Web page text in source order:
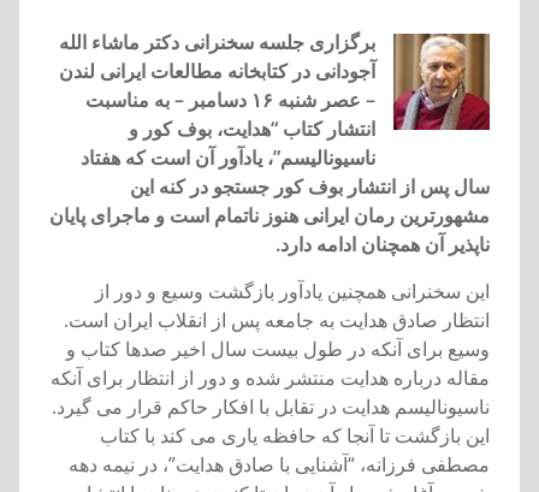
برگزاری جلسه سخنرانی دکتر ماشاء الله
آجودانی در کتابخانه مطالعات ايرانی لندن
– عصر شنبه ۱۶ دسامبر – به مناسبت
انتشار کتاب “هدايت، بوف کور و
ناسيوناليسم”، يادآور آن است که هفتاد
سال پس از انتشار بوف کور جستجو در کنه اين
مشهورترين رمان ايرانی هنوز ناتمام است و ماجرای پايان
ناپذير آن همچنان ادامه دارد.
اين سخنرانی همچنين يادآور بازگشت وسيع و دور از
انتظار صادق هدايت به جامعه پس از انقلاب ايران است.
وسيع برای آنکه در طول بيست سال اخير صدها کتاب و
مقاله درباره هدايت منتشر شده و دور از انتظار برای آنکه
ناسيوناليسم هدايت در تقابل با افکار حاکم قرار می گيرد.
اين بازگشت تا آنجا که حافظه ياری می کند با کتاب
مصطفی فرزانه، “آشنايی با صادق هدايت”، در نيمه دهه